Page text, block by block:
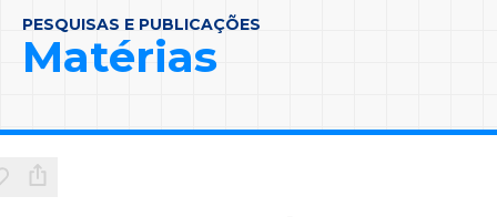
PESQUISAS E PUBLICAÇÕES
Matérias